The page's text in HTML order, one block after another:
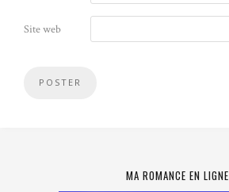
Site web
MA ROMANCE EN LIGNE